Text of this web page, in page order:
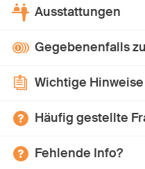
Ausstattungen
Gegebenenfalls
Wichtige Hinweise
Häufig gestellte
Fehlende Info?